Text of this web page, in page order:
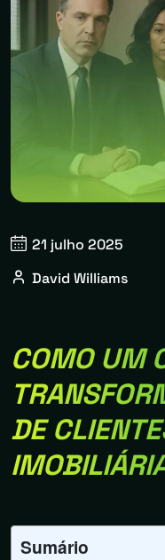
21 julho 2025
David Williams
COMO UM
DE
Sumário